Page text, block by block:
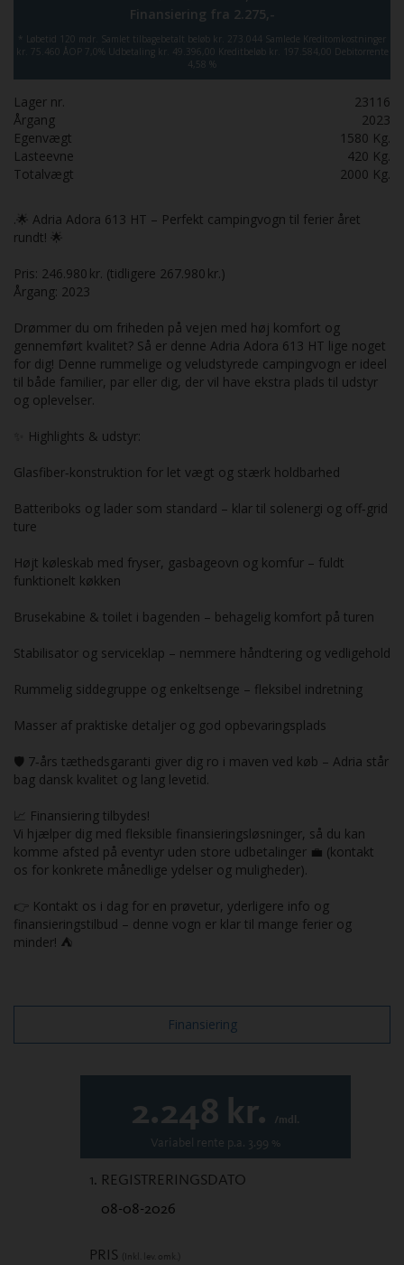
Finansiering fra 2.275,-
* Løbetid 120 mdr. Samlet tilbagebetalt beløb kr. 273.044 Samlede Kreditomkostninger
kr. 75.460
ÅOP 7,0% Udbetaling kr. 49.396,00 Kreditbeløb kr. 197.584,00
Debitorrente
4,58 %
Lager nr.
23116
Årgang
2023
Egenvægt
1580 Kg.
Lasteevne
420 Kg.
Totalvægt
2000 Kg.
.🌟 Adria Adora 613 HT – Perfekt campingvogn til ferier året
rundt! 🌟
Pris: 246.980 kr. (tidligere 267.980 kr.)
Årgang: 2023
Drømmer du om friheden på vejen med høj komfort og
gennemført kvalitet? Så er denne Adria Adora 613 HT lige noget
for dig! Denne rummelige og veludstyrede campingvogn er ideel
til både familier, par eller dig, der vil have ekstra plads til udstyr
og oplevelser.
✨ Highlights & udstyr:
Glasfiber‑konstruktion for let vægt og stærk holdbarhed
Batteriboks og lader som standard – klar til solenergi og off‑grid
ture
Højt køleskab med fryser, gasbageovn og komfur – fuldt
funktionelt køkken
Brusekabine & toilet i bagenden – behagelig komfort på turen
Stabilisator og serviceklap – nemmere håndtering og vedligehold
Rummelig siddegruppe og enkeltsenge – fleksibel indretning
Masser af praktiske detaljer og god opbevaringsplads
🛡️ 7‑års tæthedsgaranti giver dig ro i maven ved køb – Adria står
bag dansk kvalitet og lang levetid.
📈 Finansiering tilbydes!
Vi hjælper dig med fleksible finansieringsløsninger, så du kan
komme afsted på eventyr uden store udbetalinger 💼 (kontakt
os for konkrete månedlige ydelser og muligheder).
👉 Kontakt os i dag for en prøvetur, yderligere info og
finansieringstilbud – denne vogn er klar til mange ferier og
minder! ⛺
Finansiering
2.248 kr. /mdl.
Variabel rente p.a. 3.99 %
1. REGISTRERINGSDATO
PRIS (Inkl. lev. omk.)